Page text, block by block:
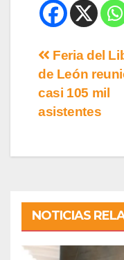
Feria del
de León
casi 105 mil
asistentes
NOTICIAS